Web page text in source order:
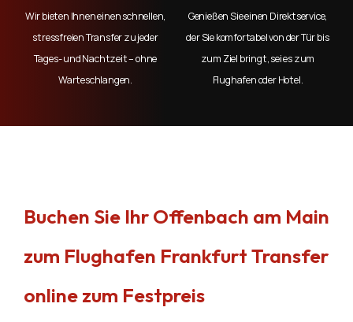
Wir bieten Ihnen einen schnellen,
stressfreien Transfer zu jeder
Tages- und Nachtzeit – ohne
Warteschlangen.
Genießen Sie einen Direktservice,
der Sie komfortabel von der Tür bis
zum Ziel bringt, sei es zum
Flughafen oder Hotel.
Buchen Sie Ihr Offenbach am Main
zum Flughafen Frankfurt Transfer
online zum Festpreis